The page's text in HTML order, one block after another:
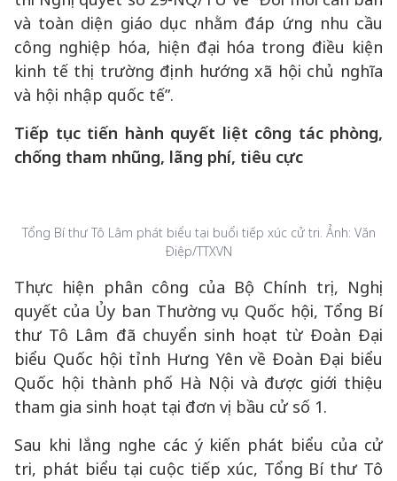
và toàn diện giáo dục nhằm đáp ứng nhu cầu
công nghiệp hóa, hiện đại hóa trong điều kiện
kinh tế thị trường định hướng xã hội chủ nghĩa
và hội nhập quốc tế”.
Tiếp tục tiến hành quyết liệt công tác phòng,
chống tham nhũng, lãng phí, tiêu cực
Tổng Bí thư Tô Lâm phát biểu tại buổi tiếp xúc cử tri. Ảnh: Văn
Điệp/TTXVN
Thực hiện phân công của Bộ Chính trị, Nghị
quyết của Ủy ban Thường vụ Quốc hội, Tổng Bí
thư Tô Lâm đã chuyển sinh hoạt từ Đoàn Đại
biểu Quốc hội tỉnh Hưng Yên về Đoàn Đại biểu
Quốc hội thành phố Hà Nội và được giới thiệu
tham gia sinh hoạt tại đơn vị bầu cử số 1.
Sau khi lắng nghe các ý kiến phát biểu của cử
tri, phát biểu tại cuộc tiếp xúc, Tổng Bí thư Tô